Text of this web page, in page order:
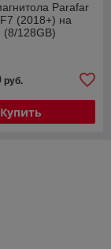
Parafar
(2018+) на
(8/128GB)
руб.
Купить